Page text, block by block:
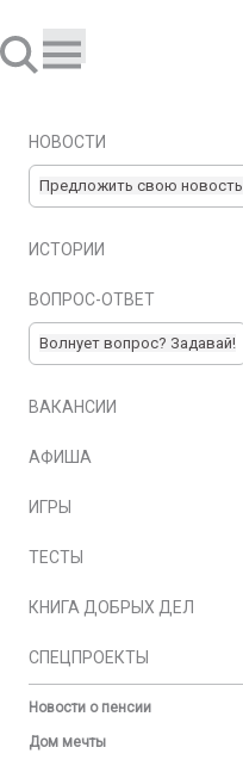
НОВОСТИ
Предложить свою новость
ИСТОРИИ
ВОПРОС-ОТВЕТ
Волнует вопрос? Задавай!
ВАКАНСИИ
АФИША
ИГРЫ
ТЕСТЫ
КНИГА ДОБРЫХ ДЕЛ
СПЕЦПРОЕКТЫ
Новости о пенсии
Дом мечты